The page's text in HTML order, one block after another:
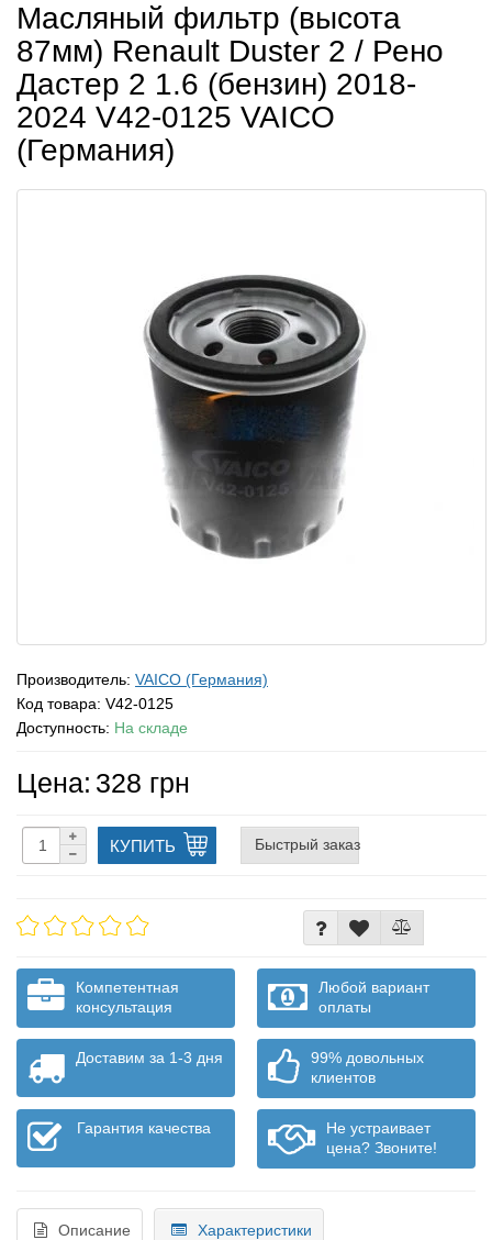
Масляный фильтр (высота
87мм) Renault Duster 2 / Рено
Дастер 2 1.6 (бензин) 2018-
2024 V42-0125 VAICO
(Германия)
Производитель: VAICO (Германия)
Код товара: V42-0125
Доступность: На складе
Цена: 328 грн
КУПИТЬ Быстрый заказ
Компетентная
консультация
Любой вариант
оплаты
Доставим за 1-3 дня
99% довольных
клиентов
Гарантия качества
Не устраивает
цена? Звоните!
Описание Характеристики